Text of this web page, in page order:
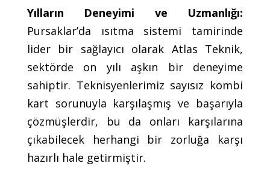
Yılların Deneyimi ve Uzmanlığı:
Pursaklar’da ısıtma sistemi tamirinde
lider bir sağlayıcı olarak Atlas Teknik,
sektörde on yılı aşkın bir deneyime
sahiptir. Teknisyenlerimiz sayısız kombi
kart sorunuyla karşılaşmış ve başarıyla
çözmüşlerdir, bu da onları karşılarına
çıkabilecek herhangi bir zorluğa karşı
hazırlı hale getirmiştir.